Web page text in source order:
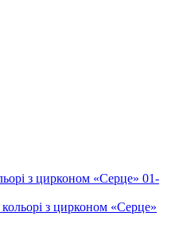
з цирконом «Серце»